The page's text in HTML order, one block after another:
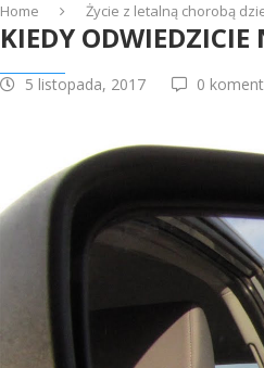
Home Życie z letalną chorobą
KIEDY
5 listopada, 2017 0